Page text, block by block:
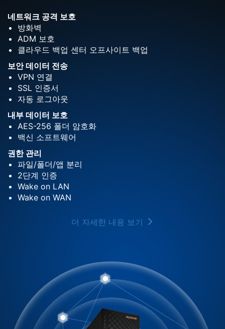
네트워크 공격 보호
방화벽
ADM 보호
클라우드 백업 센터 오프사이트 백업
보안 데이터 전송
VPN 연결
SSL 인증서
자동 로그아웃
내부 데이터 보호
AES-256 폴더 암호화
백신 소프트웨어
권한 관리
파일/폴더/앱 분리
2단계 인증
Wake on LAN
Wake on WAN
더 자세한 내용 보기